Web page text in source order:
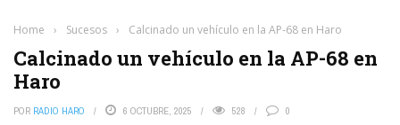
Home › Sucesos › Calcinado un vehículo en la AP-68 en Haro
Calcinado un vehículo en la AP-68 en
Haro
POR RADIO HARO 6 OCTUBRE, 2025 528 0